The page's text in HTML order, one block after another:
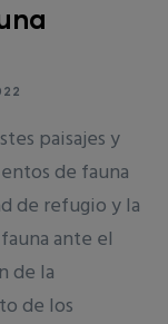
paisajes y
de fauna
de refugio y la
ante el
de la
de los